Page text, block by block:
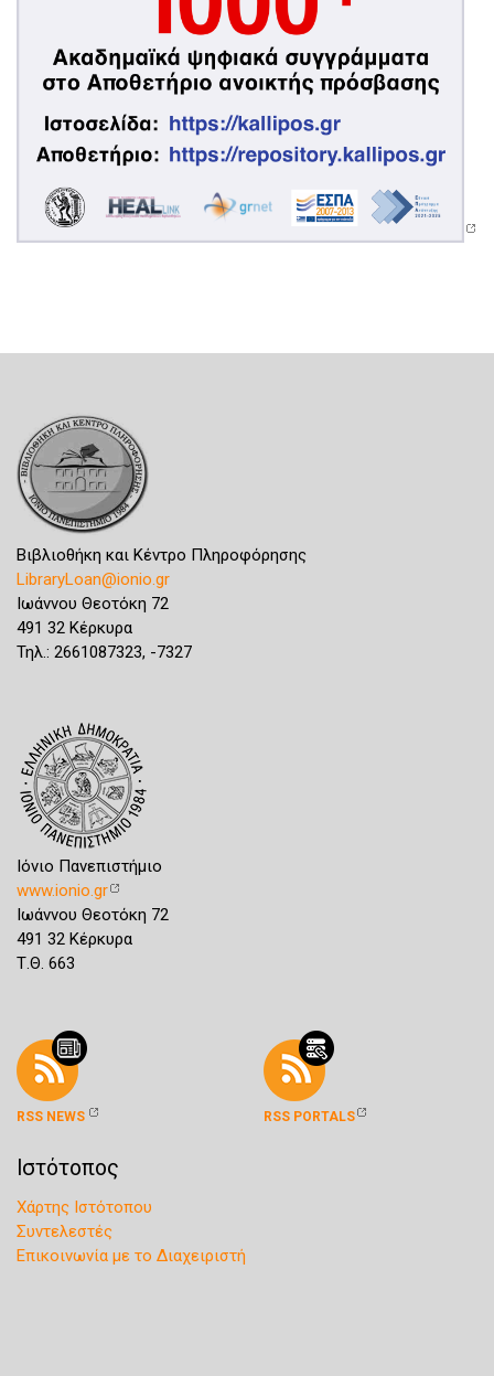
Βιβλιοθήκη και Κέντρο Πληροφόρησης
LibraryLoan@ionio.gr
Ιωάννου Θεοτόκη 72
491 32 Κέρκυρα
Τηλ.: 2661087323, -7327
Ιόνιο Πανεπιστήμιο
www.ionio.gr
Ιωάννου Θεοτόκη 72
491 32 Κέρκυρα
Τ.Θ. 663
RSS NEWS RSS PORTALS
Ιστότοπος
Χάρτης Ιστότοπου
Συντελεστές
Επικοινωνία με το Διαχειριστή